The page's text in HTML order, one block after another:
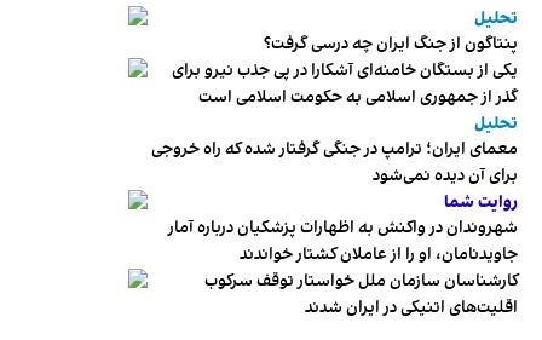
تحلیل
پنتاگون از جنگ ایران چه درسی گرفت؟
یکی از بستگان خامنه‌ای آشکارا در پی جذب نیرو برای
گذر از جمهوری اسلامی به حکومت اسلامی است
تحلیل
معمای ایران؛ ترامپ در جنگی گرفتار شده که راه خروجی
برای آن دیده نمی‌شود
روایت شما
شهروندان در واکنش به اظهارات پزشکیان درباره آمار
جاویدنامان، او را از عاملان کشتار خواندند
کارشناسان سازمان ملل خواستار توقف سرکوب
اقلیت‌های اتنیکی در ایران شدند